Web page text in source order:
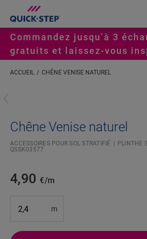
Commandez jusqu’à 3
gratuits et laissez-vous
ACCUEIL CHÊNE VENISE NATUREL
Chêne Venise naturel
ACCESSOIRES POUR SOL STRATIFIÉ
PLINTHE
QSSK03577
4,90€/m
m